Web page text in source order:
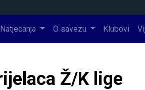
Natjecanja O savezu Klubovi
Ž/K lige